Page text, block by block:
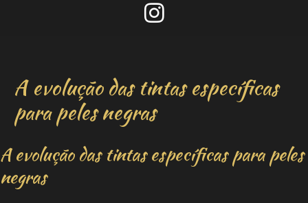
A evolução das tintas específicas
para peles negras
A evolução das tintas específicas para peles
negras